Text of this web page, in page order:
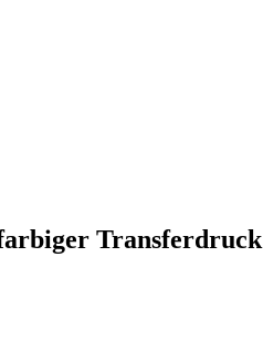
Transferdruck